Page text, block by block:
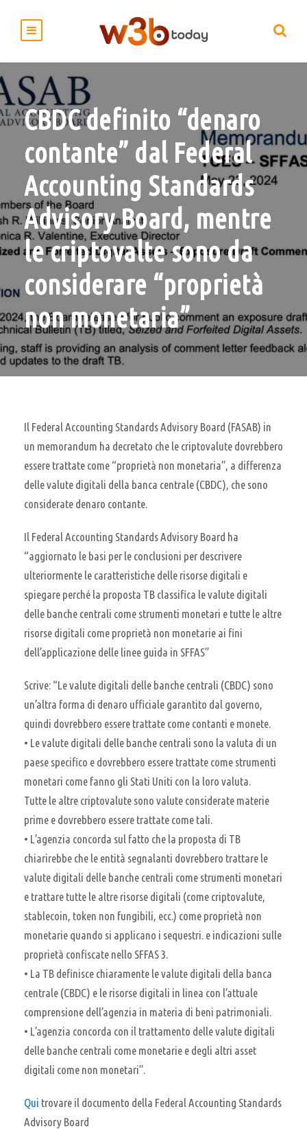
CBDC definito “denaro
contante” dal Federal
Accounting Standards
Advisory Board, mentre
le criptovalte sono da
considerare “proprietà
non monetaria”
Il Federal Accounting Standards Advisory Board (FASAB) in
un memorandum ha decretato che le criptovalute dovrebbero
essere trattate come “proprietà non monetaria”, a differenza
delle valute digitali della banca centrale (CBDC), che sono
considerate denaro contante.
Il Federal Accounting Standards Advisory Board ha
“aggiornato le basi per le conclusioni per descrivere
ulteriormente le caratteristiche delle risorse digitali e
spiegare perché la proposta TB classifica le valute digitali
delle banche centrali come strumenti monetari e tutte le altre
risorse digitali come proprietà non monetarie ai fini
dell’applicazione delle linee guida in SFFAS”
Scrive: “Le valute digitali delle banche centrali (CBDC) sono
un’altra forma di denaro ufficiale garantito dal governo,
quindi dovrebbero essere trattate come contanti e monete.
• Le valute digitali delle banche centrali sono la valuta di un
paese specifico e dovrebbero essere trattate come strumenti
monetari come fanno gli Stati Uniti con la loro valuta.
Tutte le altre criptovalute sono valute considerate materie
prime e dovrebbero essere trattate come tali.
• L’agenzia concorda sul fatto che la proposta di TB
chiarirebbe che le entità segnalanti dovrebbero trattare le
valute digitali delle banche centrali come strumenti monetari
e trattare tutte le altre risorse digitali (come criptovalute,
stablecoin, token non fungibili, ecc.) come proprietà non
monetarie quando si applicano i sequestri. e indicazioni sulle
proprietà confiscate nello SFFAS 3.
• La TB definisce chiaramente le valute digitali della banca
centrale (CBDC) e le risorse digitali in linea con l’attuale
comprensione dell’agenzia in materia di beni patrimoniali.
• L’agenzia concorda con il trattamento delle valute digitali
delle banche centrali come monetarie e degli altri asset
digitali come non monetari”.
Qui trovare il documento della Federal Accounting Standards
Advisory Board